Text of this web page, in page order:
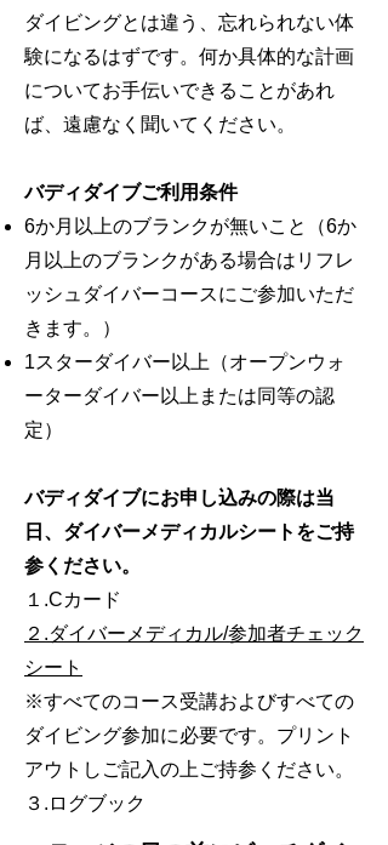
ダイビングとは違う、忘れられない体
験になるはずです。何か具体的な計画
についてお手伝いできることがあれ
ば、遠慮なく聞いてください。
バディダイブご利用条件
6か月以上のブランクが無いこと
（6か
月以上のブランクがある場合は リフレ
ッシュダイバーコースにご参加いただ
きます。）
1スターダイバー以上（オープンウォ
ーターダイバー以上または同等の認
定）
バディダイブにお申し込みの際は当
日、ダイバーメディカルシートをご持
参ください。
１.Cカード
２.ダイバーメディカル/参加者チェック
シート
※すべてのコース受講およびすべての
ダイビング参加に必要です。 プリント
アウトしご記入の上ご持参ください。
３.ログブック